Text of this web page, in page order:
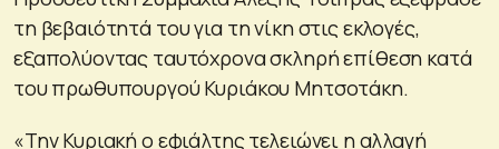
τη βεβαιότητά του για τη νίκη στις εκλογές,
εξαπολύοντας ταυτόχρονα σκληρή επίθεση κατά
του πρωθυπουργού Κυριάκου Μητσοτάκη.
«Την Κυριακή ο εφιάλτης τελειώνει η αλλαγή